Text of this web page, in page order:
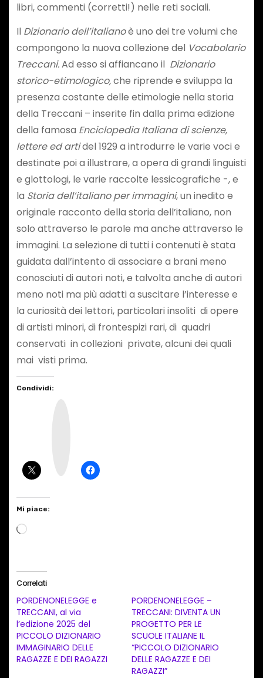
libri, commenti (corretti!) nelle reti sociali.
Il Dizionario dell’italianoè uno dei tre volumi che
compongono la nuova collezione del Vocabolario
Treccani.Ad esso si affiancano il Dizionario
storico-etimologico,che riprende e sviluppa la
presenza costante delle etimologie nella storia
della Treccani – inserite fin dalla prima edizione
della famosa Enciclopedia Italiana di scienze,
lettere ed artidel 1929 a introdurre le varie voci e
destinate poi a illustrare, a opera di grandi linguisti
e glottologi, le varie raccolte lessicografiche -, e
la Storia dell’italiano per immagini, un inedito e
originale racconto della storia dell’italiano, non
solo attraverso le parole ma anche attraverso le
immagini. La selezione di tutti i contenuti è stata
guidata dall’intento di associare a brani meno
conosciuti di autori noti, e talvolta anche di autori
meno noti ma più adatti a suscitare l’interesse e
la curiosità dei lettori, particolari insoliti di opere
di artisti minori, di frontespizi rari, di quadri
conservati in collezioni private, alcuni dei quali
mai visti prima.
Condividi:
Mi piace:
C
a
m
e
n
Correlati
PORDENONELEGGE e
TRECCANI, al via
l’edizione 2025 del
PICCOLO DIZIONARIO
IMMAGINARIO DELLE
RAGAZZE E DEI RAGAZZI
PORDENONELEGGE –
TRECCANI: DIVENTA UN
PROGETTO PER LE
SCUOLE ITALIANE IL
“PICCOLO DIZIONARIO
DELLE RAGAZZE E DEI
RAGAZZI”